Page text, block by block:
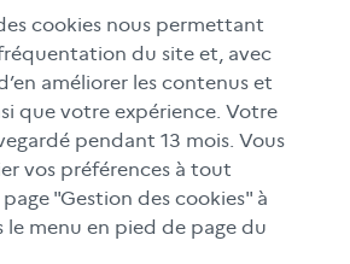
cookies nous permettant
du site et, avec
améliorer les contenus et
que votre expérience. Votre
pendant 13 mois. Vous
vos préférences à tout
"Gestion des cookies" à
le menu en pied de page du